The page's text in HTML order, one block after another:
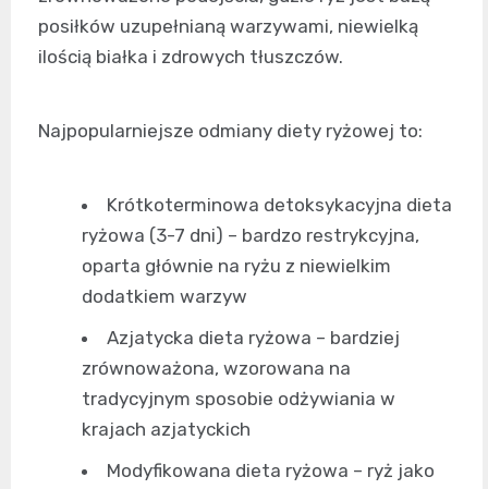
posiłków uzupełnianą warzywami, niewielką
ilością białka i zdrowych tłuszczów.
Najpopularniejsze odmiany diety ryżowej to:
Krótkoterminowa detoksykacyjna dieta
ryżowa (3-7 dni) – bardzo restrykcyjna,
oparta głównie na ryżu z niewielkim
dodatkiem warzyw
Azjatycka dieta ryżowa – bardziej
zrównoważona, wzorowana na
tradycyjnym sposobie odżywiania w
krajach azjatyckich
Modyfikowana dieta ryżowa – ryż jako